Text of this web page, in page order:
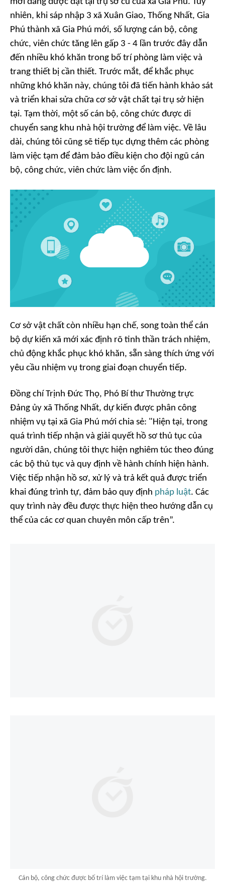
nhiên, khi sáp nhập 3 xã Xuân Giao, Thống Nhất, Gia
Phú thành xã Gia Phú mới, số lượng cán bộ, công
chức, viên chức tăng lên gấp 3 - 4 lần trước đây dẫn
đến nhiều khó khăn trong bố trí phòng làm việc và
trang thiết bị cần thiết. Trước mắt, để khắc phục
những khó khăn này, chúng tôi đã tiến hành khảo sát
và triển khai sửa chữa cơ sở vật chất tại trụ sở hiện
tại. Tạm thời, một số cán bộ, công chức được di
chuyển sang khu nhà hội trường để làm việc. Về lâu
dài, chúng tôi cũng sẽ tiếp tục dựng thêm các phòng
làm việc tạm để đảm bảo điều kiện cho đội ngũ cán
bộ, công chức, viên chức làm việc ổn định.
Cơ sở vật chất còn nhiều hạn chế, song toàn thể cán
bộ dự kiến xã mới xác định rõ tinh thần trách nhiệm,
chủ động khắc phục khó khăn, sẵn sàng thích ứng với
yêu cầu nhiệm vụ trong giai đoạn chuyển tiếp.
Đồng chí Trịnh Đức Thọ, Phó Bí thư Thường trực
Đảng ủy xã Thống Nhất, dự kiến được phân công
nhiệm vụ tại xã Gia Phú mới chia sẻ: "Hiện tại, trong
quá trình tiếp nhận và giải quyết hồ sơ thủ tục của
người dân, chúng tôi thực hiện nghiêm túc theo đúng
các bộ thủ tục và quy định về hành chính hiện hành.
Việc tiếp nhận hồ sơ, xử lý và trả kết quả được triển
khai đúng trình tự, đảm bảo quy định pháp luật. Các
quy trình này đều được thực hiện theo hướng dẫn cụ
thể của các cơ quan chuyên môn cấp trên”.
Cán bộ, công chức được bố trí làm việc tạm tại khu nhà hội trường.